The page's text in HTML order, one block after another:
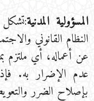
المسؤولية المدنية:تشكل
النظام القانوني
عن أعماله، أي ملتزم
عدم الإضرار به.
بإصلاح الضرر